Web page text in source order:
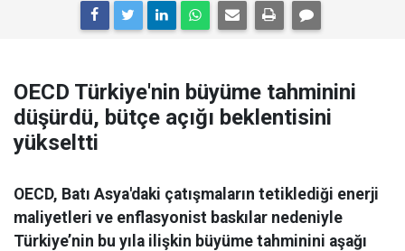
OECD Türkiye'nin büyüme tahminini
düşürdü, bütçe açığı beklentisini
yükseltti
OECD, Batı Asya'daki çatışmaların tetiklediği enerji
maliyetleri ve enflasyonist baskılar nedeniyle
Türkiye’nin bu yıla ilişkin büyüme tahminini aşağı